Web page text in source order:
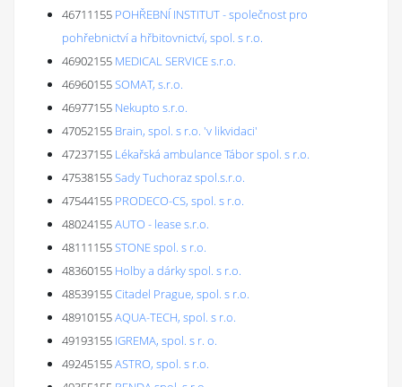
46711155 POHŘEBNÍ INSTITUT - společnost pro
pohřebnictví a hřbitovnictví, spol. s r.o.
46902155 MEDICAL SERVICE s.r.o.
46960155SOMAT, s.r.o.
46977155 Nekupto s.r.o.
47052155 Brain, spol. s r.o. 'v likvidaci'
47237155 Lékařská ambulance Tábor spol. s r.o.
47538155Sady Tuchoraz spol.s.r.o.
47544155 PRODECO-CS, spol. s r.o.
48024155AUTO - lease s.r.o.
48111155STONE spol. s r.o.
48360155 Holby a dárky spol. s r.o.
48539155Citadel Prague, spol. s r.o.
48910155AQUA-TECH, spol. s r.o.
49193155 IGREMA, spol. s r. o.
49245155ASTRO, spol. s r.o.